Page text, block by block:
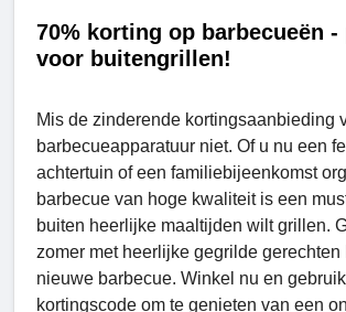
70% korting op barbecueën -
voor buitengrillen!
Mis de zinderende kortingsaanbieding
barbecueapparatuur niet. Of u nu een
achtertuin of een familiebijeenkomst
barbecue van hoge kwaliteit is een
buiten heerlijke maaltijden wilt grillen.
zomer met heerlijke gegrilde gerechten
nieuwe barbecue. Winkel nu en
kortingscode om te genieten van een